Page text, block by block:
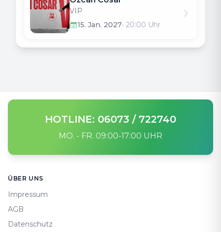
VIP
15. Jan. 2027• 20:00 Uhr
HOTLINE: 06073 / 722740
MO. - FR. 09:00-17:00 UHR
ÜBER UNS
Impressum
AGB
Datenschutz